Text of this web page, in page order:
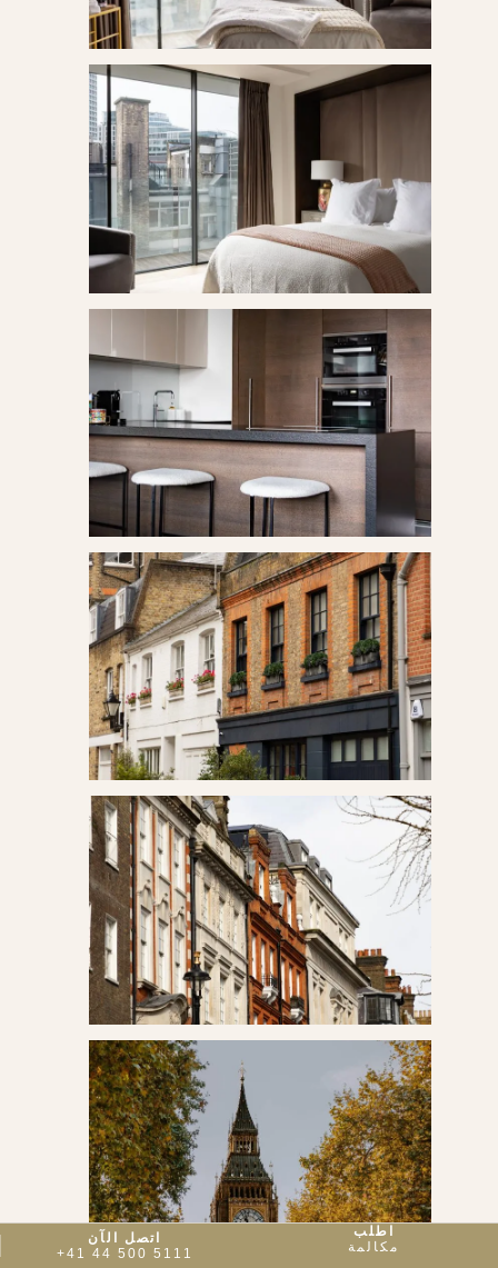
اطلب
مكالمة
اتصل الآن
+41 44 500 5111